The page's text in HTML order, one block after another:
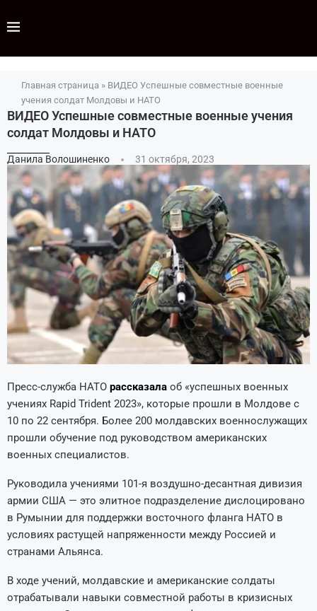
Главная страница » ВИДЕО Успешные совместные военные
учения солдат Молдовы и НАТО
ВИДЕО Успешные совместные военные учения
солдат Молдовы и НАТО
Данила Волошиненко 31 октября, 2023
Пресс-служба НАТО рассказала об «успешных военных
учениях Rapid Trident 2023», которые прошли в Молдове с
10 по 22 сентября. Более 200 молдавских военнослужащих
прошли обучение под руководством американских
военных специалистов.
Руководила учениями 101-я воздушно-десантная дивизия
армии США — это элитное подразделение дислоцировано
в Румынии для поддержки восточного фланга НАТО в
условиях растущей напряженности между Россией и
странами Альянса.
В ходе учений, молдавские и американские солдаты
отрабатывали навыки совместной работы в кризисных